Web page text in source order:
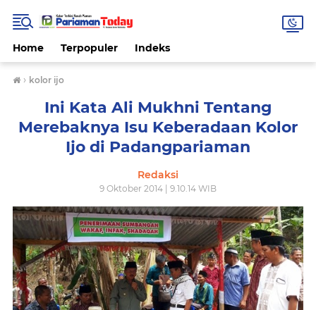
Home Terpopuler Indeks
› kolor ijo
Ini Kata Ali Mukhni Tentang
Merebaknya Isu Keberadaan Kolor
Ijo di Padangpariaman
Redaksi
9 Oktober 2014 | 9.10.14 WIB